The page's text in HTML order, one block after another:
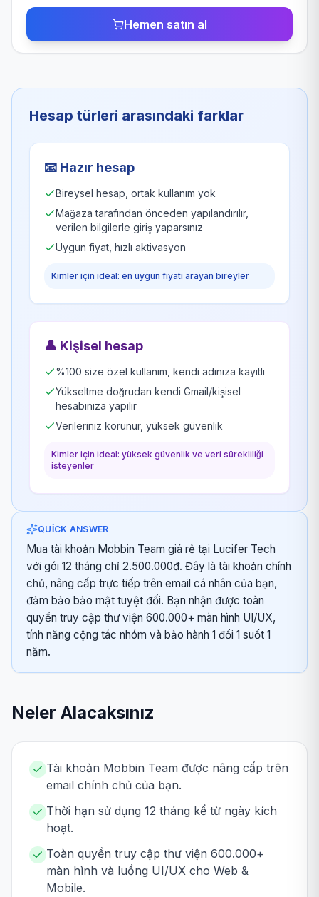
Hemen satın al
Hesap türleri arasındaki farklar
📧 Hazır hesap
Bireysel hesap, ortak kullanım yok
Mağaza tarafından önceden yapılandırılır,
verilen bilgilerle giriş yaparsınız
Uygun fiyat, hızlı aktivasyon
Kimler için ideal: en uygun fiyatı arayan bireyler
👤 Kişisel hesap
%100 size özel kullanım, kendi adınıza kayıtlı
Yükseltme doğrudan kendi Gmail/kişisel
hesabınıza yapılır
Verileriniz korunur, yüksek güvenlik
Kimler için ideal: yüksek güvenlik ve veri sürekliliği
isteyenler
QUICK ANSWER
Mua tài khoản Mobbin Team giá rẻ tại Lucifer Tech
với gói 12 tháng chỉ 2.500.000đ. Đây là tài khoản chính
chủ, nâng cấp trực tiếp trên email cá nhân của bạn,
đảm bảo bảo mật tuyệt đối. Bạn nhận được toàn
quyền truy cập thư viện 600.000+ màn hình UI/UX,
tính năng cộng tác nhóm và bảo hành 1 đổi 1 suốt 1
năm.
Neler Alacaksınız
Tài khoản Mobbin Team được nâng cấp trên
email chính chủ của bạn.
Thời hạn sử dụng 12 tháng kể từ ngày kích
hoạt.
Toàn quyền truy cập thư viện 600.000+
màn hình và luồng UI/UX cho Web &
Mobile.